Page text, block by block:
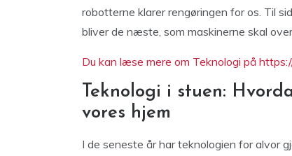
robotterne klarer rengøringen for os. Til
bliver de næste, som maskinerne skal
Du kan læse mere om Teknologi på
Teknologi i stuen:
vores hjem
I de seneste år har teknologien for alvor